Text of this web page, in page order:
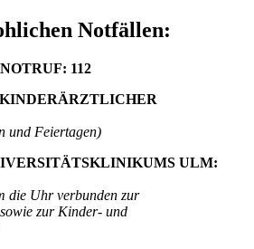
Notfällen:
112
und Feiertagen)
ULM:
die Uhr verbunden zur
zur Kinder- und